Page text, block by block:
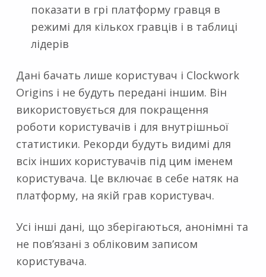
показати в грі платформу гравця в
режимі для кількох гравців і в таблиці
лідерів
Дані бачать лише користувач і Clockwork
Origins і не будуть передані іншим. Він
використовується для покращення
роботи користувачів і для внутрішньої
статистики. Рекорди будуть видимі для
всіх інших користувачів під цим іменем
користувача. Це включає в себе натяк на
платформу, на якій грав користувач.
Усі інші дані, що зберігаються, анонімні та
не пов’язані з обліковим записом
користувача.